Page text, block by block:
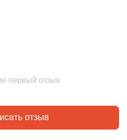
первый отзыв
отзыв